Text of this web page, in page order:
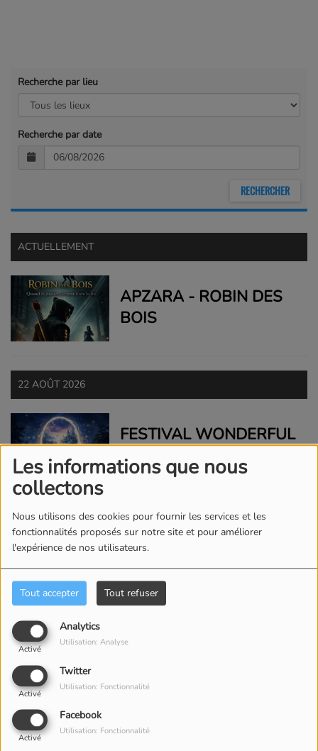
Les informations que nous
collectons
Nous utilisons des cookies pour fournir les services et les
fonctionnalités proposés sur notre site et pour améliorer
l'expérience de nos utilisateurs.
Tout accepter Tout refuser
Analytics
Activé
Utilisation: Analyse
Twitter
Activé
Utilisation: Fonctionnalité
Facebook
Activé
Utilisation: Fonctionnalité
Recherche par lieu
Recherche par date
ACTUELLEMENT
APZARA - ROBIN DES
BOIS
22 AOÛT 2026
FESTIVAL WONDERFUL
LAND
ÉQUIPE